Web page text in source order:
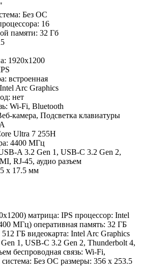
Без ОС
16
памяти: 32 Гб
1920x1200
встроенная
Intel Arc Graphics
нет
Wi-Fi, Bluetooth
камера, Подсветка клавиатуры
Ultra 7 255H
4400 МГц
A 3.2 Gen 1, USB-C 3.2 Gen 2,
RJ-45, аудио разъем
x 17.5 мм
матрица: IPS процессор: Intel
МГц) оперативная память: 32 ГБ
ГБ видеокарта: Intel Arc Graphics
1, USB-C 3.2 Gen 2, Thunderbolt 4,
беспроводная связь: Wi-Fi,
Без ОС pазмеры: 356 x 253.5